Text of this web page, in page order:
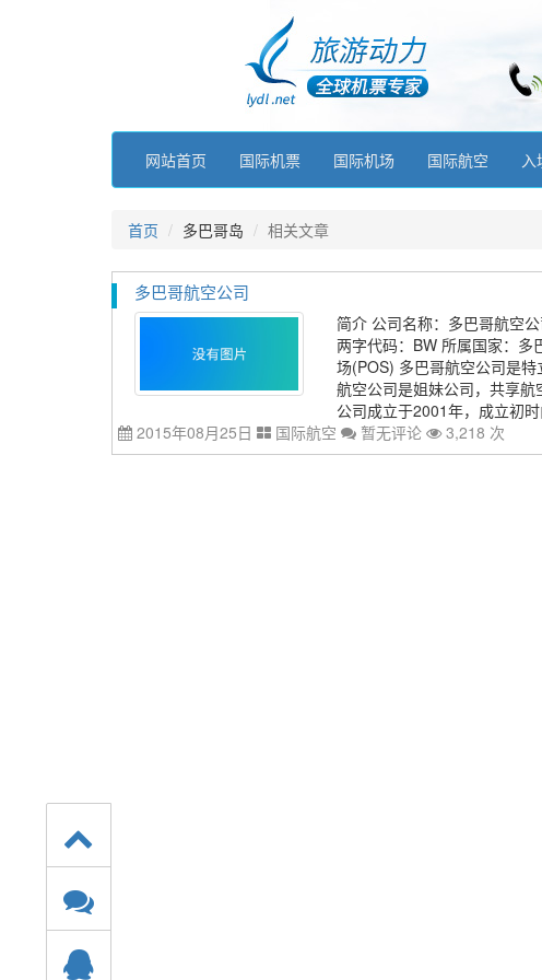
网站首页 国际机票 国际机场 国际航空 入
首页 多巴哥岛 相关文章
多巴哥航空公司
简介 公司名称：多巴哥航空
两字代码：BW 所属国家：多
场(POS) 多巴哥航空公司是
航空公司是姐妹公司，共享航
公司成立于2001年，成立初
2015年08月25日
国际航空 暂无评论 3,218 次